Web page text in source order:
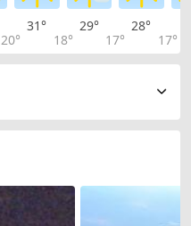
20°
31°
18°
29°
17°
28°
17°